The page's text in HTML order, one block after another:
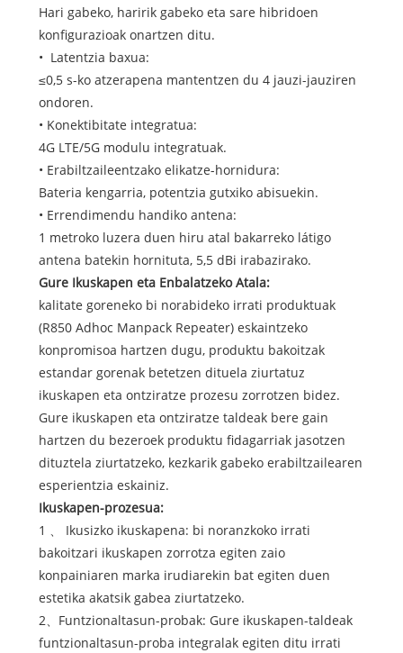
Hari gabeko, haririk gabeko eta sare hibridoen
konfigurazioak onartzen ditu.
• Latentzia baxua:
≤0,5 s-ko atzerapena mantentzen du 4 jauzi-jauziren
ondoren.
• Konektibitate integratua:
4G LTE/5G modulu integratuak.
• Erabiltzaileentzako elikatze-hornidura:
Bateria kengarria, potentzia gutxiko abisuekin.
• Errendimendu handiko antena:
1 metroko luzera duen hiru atal bakarreko látigo
antena batekin hornituta, 5,5 dBi irabazirako.
Gure Ikuskapen eta Enbalatzeko Atala:
kalitate goreneko bi norabideko irrati produktuak
(R850 Adhoc Manpack Repeater) eskaintzeko
konpromisoa hartzen dugu, produktu bakoitzak
estandar gorenak betetzen dituela ziurtatuz
ikuskapen eta ontziratze prozesu zorrotzen bidez.
Gure ikuskapen eta ontziratze taldeak bere gain
hartzen du bezeroek produktu fidagarriak jasotzen
dituztela ziurtatzeko, kezkarik gabeko erabiltzailearen
esperientzia eskainiz.
Ikuskapen-prozesua:
1 、 Ikusizko ikuskapena: bi noranzkoko irrati
bakoitzari ikuskapen zorrotza egiten zaio
konpainiaren marka irudiarekin bat egiten duen
estetika akatsik gabea ziurtatzeko.
2、Funtzionaltasun-probak: Gure ikuskapen-taldeak
funtzionaltasun-proba integralak egiten ditu irrati